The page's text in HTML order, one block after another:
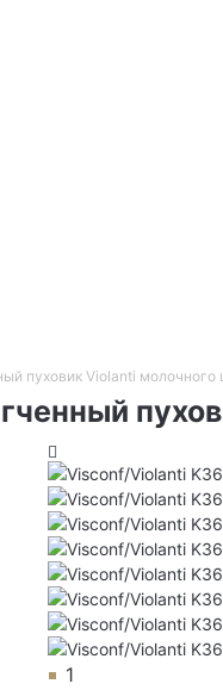
пуховик Violanti молочного
1